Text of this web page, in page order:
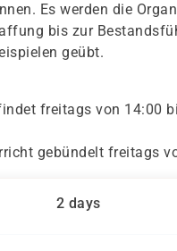
Es werden die
bis zur
geübt.
freitags von 14:00
gebündelt freitags
2 days